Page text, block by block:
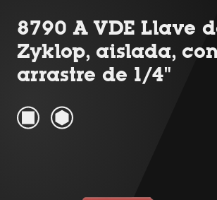
8790 A VDE Llave
Zyklop, aislada,
arrastre de 1/4"